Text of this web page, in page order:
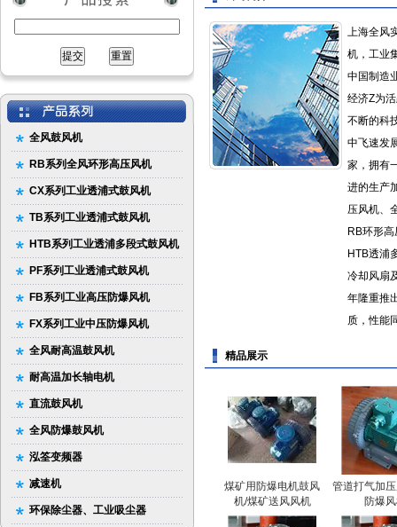
全风鼓风机
RB系列全风环形高压风机
CX系列工业透浦式鼓风机
TB系列工业透浦式鼓风机
HTB系列工业透浦多段式鼓风机
PF系列工业透浦式鼓风机
FB系列工业高压防爆风机
FX系列工业中压防爆风机
全风耐高温鼓风机
耐高温加长轴电机
直流鼓风机
全风防爆鼓风机
泓筌变频器
减速机
环保除尘器、工业吸尘器
上海全风
机，工业
中国制造
经济Z为
不断的科
中飞速发
家，拥有
进的生产
压风机、
RB环形
HTB透浦
冷却风扇
年隆重推
质，性能
精品展示
煤矿用防爆电机鼓风
机/煤矿送风风机
管道打气加
防爆